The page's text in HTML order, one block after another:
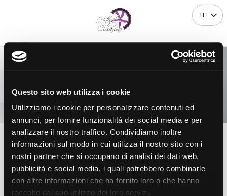
Questo sito web utilizza i cookie
Utilizziamo i cookie per personalizzare contenuti ed
annunci, per fornire funzionalità dei social media e per
analizzare il nostro traffico. Condividiamo inoltre
informazioni sul modo in cui utilizza il nostro sito con i
nostri partner che si occupano di analisi dei dati web,
pubblicità e social media, i quali potrebbero combinarle
con altre informazioni che ha fornito loro o che hanno
raccolto dal suo utilizzo dei loro servizi.
IT
ARRIVO
10 Lun
AGOSTO
2026
PARTENZA
11 Mar
AGOSTO
2026
1
Camera
2
Adulti
0
Bambini
Verifica disponibilità